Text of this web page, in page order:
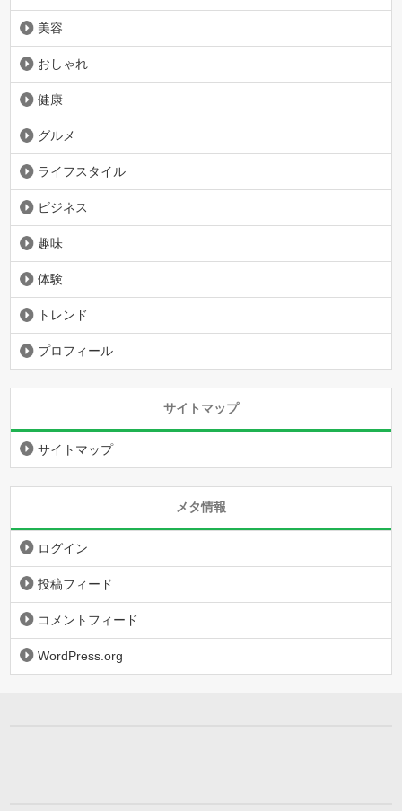
美容
おしゃれ
健康
グルメ
ライフスタイル
ビジネス
趣味
体験
トレンド
プロフィール
サイトマップ
サイトマップ
メタ情報
ログイン
投稿フィード
コメントフィード
WordPress.org